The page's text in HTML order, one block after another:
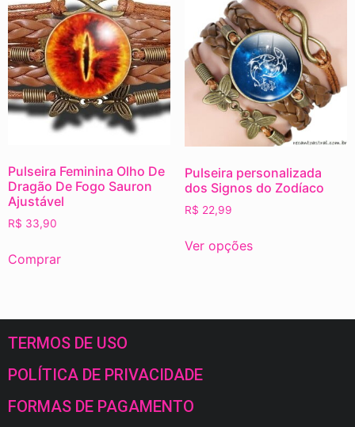
Pulseira Feminina Olho De
Dragão De Fogo Sauron
Ajustável
R$ 33,90
Comprar
Pulseira personalizada
dos Signos do Zodíaco
R$ 22,99
Ver opções
TERMOS DE USO
POLÍTICA DE PRIVACIDADE
FORMAS DE PAGAMENTO